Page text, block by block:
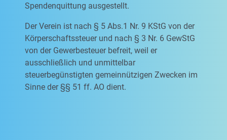
Spendenquittung ausgestellt.
Der Verein ist nach § 5 Abs.1 Nr. 9 KStG von der
Körperschaftssteuer und nach § 3 Nr. 6 GewStG
von der Gewerbesteuer befreit, weil er
ausschließlich und unmittelbar
steuerbegünstigten gemeinnützigen Zwecken im
Sinne der §§ 51 ff. AO dient.